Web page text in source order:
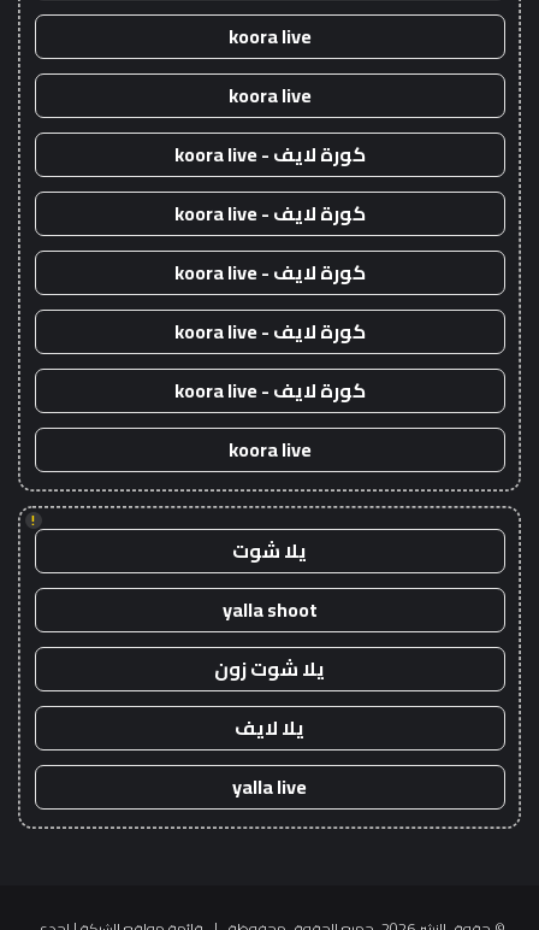
koora live
koora live
كورة لايف - koora live
كورة لايف - koora live
كورة لايف - koora live
كورة لايف - koora live
كورة لايف - koora live
koora live
!
يلا شوت
yalla shoot
يلا شوت زون
يلا لايف
yalla live